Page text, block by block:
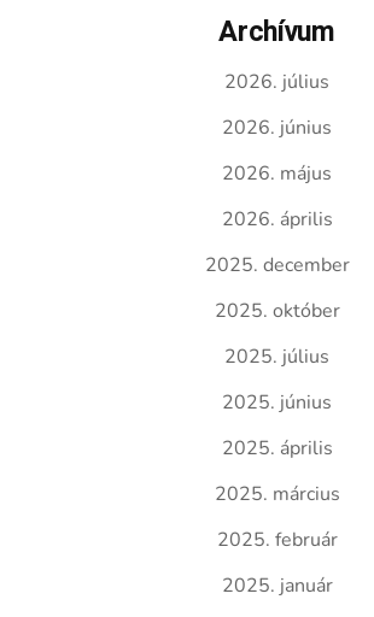
Archívum
2026. július
2026. június
2026. május
2026. április
2025. december
2025. október
2025. július
2025. június
2025. április
2025. március
2025. február
2025. január